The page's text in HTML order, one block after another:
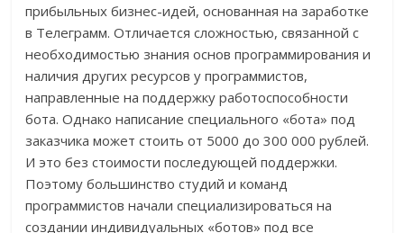
прибыльных бизнес-идей, основанная на заработке
в Телеграмм. Отличается сложностью, связанной с
необходимостью знания основ программирования и
наличия других ресурсов у программистов,
направленные на поддержку работоспособности
бота. Однако написание специального «бота» под
заказчика может стоить от 5000 до 300 000 рублей.
И это без стоимости последующей поддержки.
Поэтому большинство студий и команд
программистов начали специализироваться на
создании индивидуальных «ботов» под все